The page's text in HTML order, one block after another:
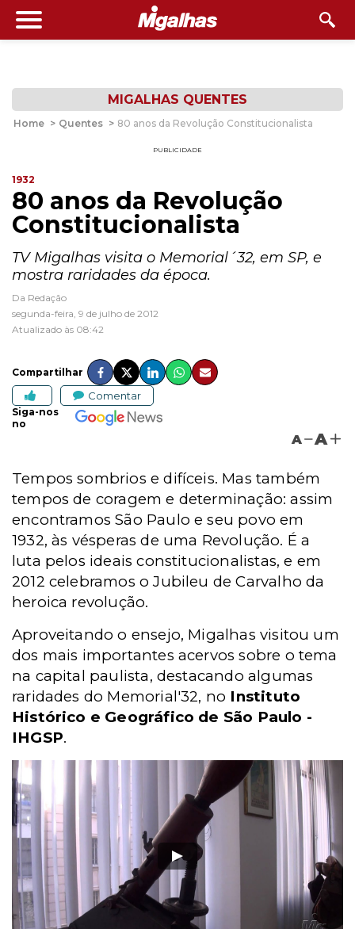
MIGALHAS QUENTES
Home > Quentes > 80 anos da Revolução Constitucionalista
PUBLICIDADE
1932
80 anos da Revolução
Constitucionalista
TV Migalhas visita o Memorial´32, em SP, e
mostra raridades da época.
Da Redação
segunda-feira, 9 de julho de 2012
Atualizado às 08:42
Compartilhar
Comentar
Siga-nos
no
A A
Tempos sombrios e difíceis. Mas também
tempos de coragem e determinação: assim
encontramos São Paulo e seu povo em
1932, às vésperas de uma Revolução. É a
luta pelos ideais constitucionalistas, e em
2012 celebramos o Jubileu de Carvalho da
heroica revolução.
Aproveitando o ensejo, Migalhas visitou um
dos mais importantes acervos sobre o tema
na capital paulista, destacando algumas
raridades do Memorial'32, no Instituto
Histórico e Geográfico de São Paulo -
IHGSP.